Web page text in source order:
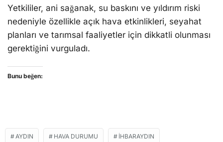
Yetkililer, ani sağanak, su baskını ve yıldırım riski
nedeniyle özellikle açık hava etkinlikleri, seyahat
planları ve tarımsal faaliyetler için dikkatli olunması
gerektiğini vurguladı.
Bunu beğen:
AYDIN HAVA DURUMU IHBARAYDIN